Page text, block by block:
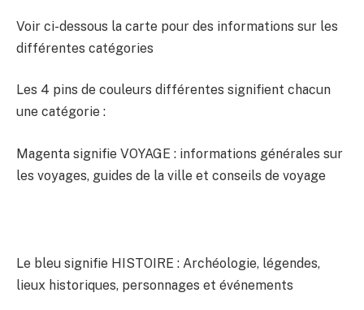
Voir ci-dessous la carte pour des informations sur les
différentes catégories
Les 4 pins de couleurs différentes signifient chacun
une catégorie :
Magenta signifie VOYAGE : informations générales sur
les voyages, guides de la ville et conseils de voyage
Le bleu signifie HISTOIRE : Archéologie, légendes,
lieux historiques, personnages et événements